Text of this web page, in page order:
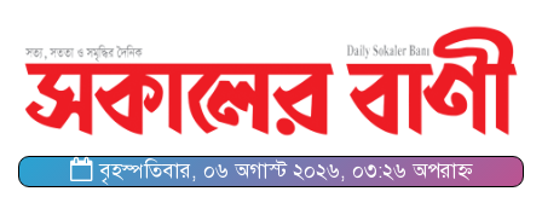
বৃহস্পতিবার, ০৬ অগাস্ট ২০২৬, ০৩:২৬ অপরাহ্ন